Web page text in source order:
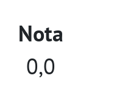
Nota
0,0